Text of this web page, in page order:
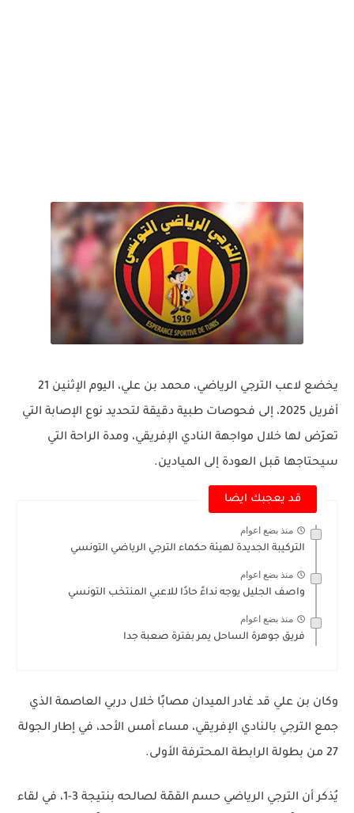
يخضع لاعب الترجي الرياضي، محمد بن علي
، اليوم الإثنين 21
أفريل 2025، إلى فحوصات طبية دقيقة لتحديد نوع الإصابة التي
تعرّض لها خلال مواجهة النادي الإفريقي، ومدة الراحة التي
سيحتاجها قبل العودة إلى الميادين.
قد يعجبك ايضا
منذ بضع اعوام
التركيبة الجديدة لهيئة حكماء الترجي الرياضي التونسي
منذ بضع اعوام
واصف الجليل يوجه نداءً حادًا للاعبي المنتخب التونسي
منذ بضع اعوام
فريق جوهرة الساحل يمر بفترة صعبة جدا
وكان بن علي قد غادر الميدان مصابًا خلال دربي العاصمة الذي
جمع الترجي بالنادي الإفريقي، مساء أمس الأحد، في إطار الجولة
27 من بطولة الرابطة المحترفة الأولى.
يُذكر أن الترجي الرياضي حسم القمّة لصالحه بنتيجة 3-1 ، في لقاء